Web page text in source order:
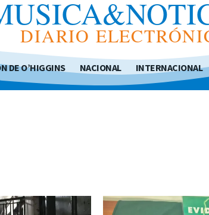
DIARIO
DE O’HIGGINS NACIONAL INTERNACIONAL